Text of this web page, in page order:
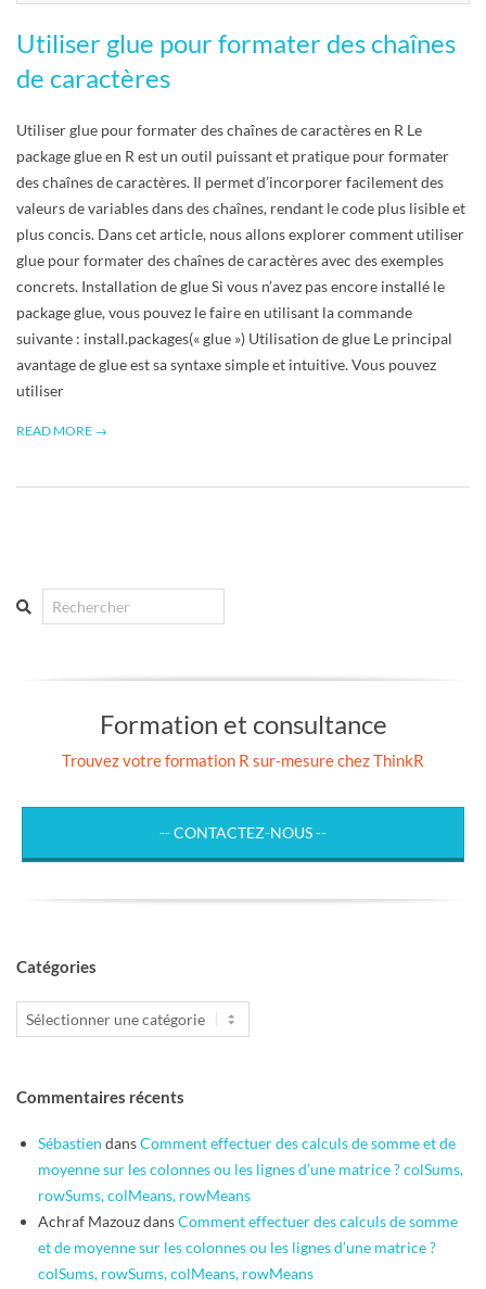
S
C
R
I
P
T
S
R
Utiliser glue pour formater des chaînes
de caractères
Utiliser glue pour formater des chaînes de caractères en R Le
package glue en R est un outil puissant et pratique pour formater
des chaînes de caractères. Il permet d’incorporer facilement des
valeurs de variables dans des chaînes, rendant le code plus lisible et
plus concis. Dans cet article, nous allons explorer comment utiliser
glue pour formater des chaînes de caractères avec des exemples
concrets. Installation de glue Si vous n’avez pas encore installé le
package glue, vous pouvez le faire en utilisant la commande
suivante : install.packages(« glue ») Utilisation de glue Le principal
avantage de glue est sa syntaxe simple et intuitive. Vous pouvez
utiliser
READ MORE →
Search
Formation et consultance
Trouvez votre formation R sur-mesure chez ThinkR
-- CONTACTEZ-NOUS --
Catégories
Catégories
Commentaires récents
Sébastien dansComment effectuer des calculs de somme et de
moyenne sur les colonnes ou les lignes d’une matrice ? colSums,
rowSums, colMeans, rowMeans
Achraf MazouzdansComment effectuer des calculs de somme
et de moyenne sur les colonnes ou les lignes d’une matrice ?
colSums, rowSums, colMeans, rowMeans